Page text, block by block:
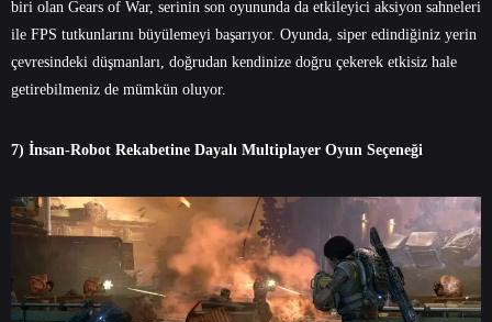
biri olan Gears of War, serinin son oyununda da etkileyici aksiyon sahneleri
ile FPS tutkunlarını büyülemeyi başarıyor. Oyunda, siper edindiğiniz yerin
çevresindeki düşmanları, doğrudan kendinize doğru çekerek etkisiz hale
getirebilmeniz de mümkün oluyor.
7) İnsan-Robot Rekabetine Dayalı Multiplayer Oyun Seçeneği